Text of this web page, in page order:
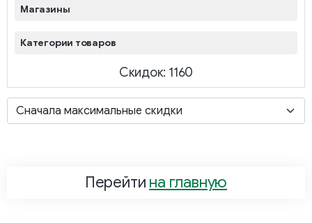
Магазины
Категории товаров
Скидок: 1160
Перейти на главную